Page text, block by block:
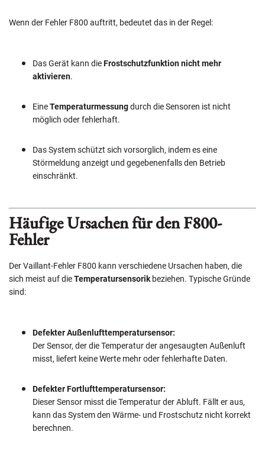
Wenn der Fehler F800 auftritt, bedeutet das in der Regel:
Das Gerät kann dieFrostschutzfunktion nicht mehr
aktivieren.
EineTemperaturmessungdurch die Sensoren ist nicht
möglich oder fehlerhaft.
Das System schützt sich vorsorglich, indem es eine
Störmeldung anzeigt und gegebenenfalls den Betrieb
einschränkt.
Häufige Ursachen für den F800-
Fehler
Der Vaillant-Fehler F800 kann verschiedene Ursachen haben, die
sich meist auf dieTemperatursensorik beziehen. Typische Gründe
sind:
Defekter Außenlufttemperatursensor:
Der Sensor, der die Temperatur der angesaugten Außenluft
misst, liefert keine Werte mehr oder fehlerhafte Daten.
Defekter Fortlufttemperatursensor:
Dieser Sensor misst die Temperatur der Abluft. Fällt er aus,
kann das System den Wärme- und Frostschutz nicht korrekt
berechnen.